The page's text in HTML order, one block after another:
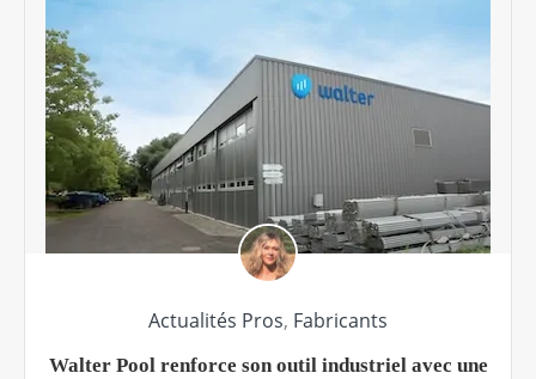
Actualités Pros, Fabricants
Walter Pool renforce son outil industriel avec une